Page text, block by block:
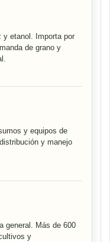
y etanol. Importa por
de grano y
y equipos de
y manejo
general. Más de 600
y